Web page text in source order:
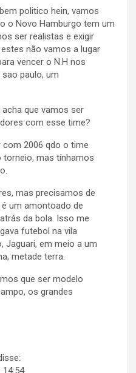
politico hein, vamos
o Novo Hamburgo tem um
ser realistas e exigir
não vamos a lugar
vencer o N.H nos
paulo, um
que vamos ser
com esse time?
2006 qdo o time
mas tínhamos
mas precisamos de
um amontoado de
da bola. Isso me
futebol na vila
Jaguari, em meio a um
metade terra.
que ser modelo
os grandes
14:54